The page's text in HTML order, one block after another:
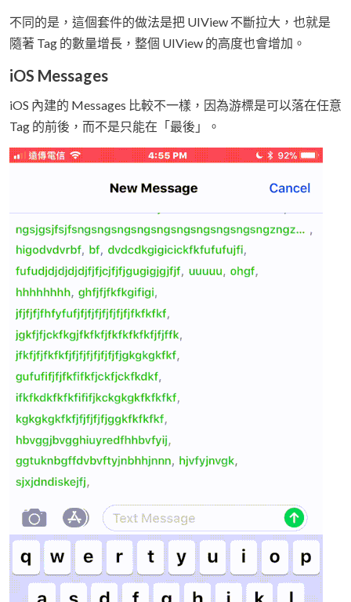
不同的是，這個套件的做法是把 UIView 不斷拉大，也就是
隨著 Tag 的數量增長，整個 UIView 的高度也會增加。
iOS Messages
iOS 內建的 Messages 比較不一樣，因為游標是可以落在任意
Tag 的前後，而不是只能在「最後」。